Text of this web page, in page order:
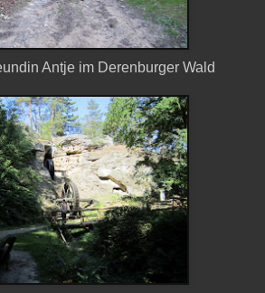
Antje im Derenburger Wald